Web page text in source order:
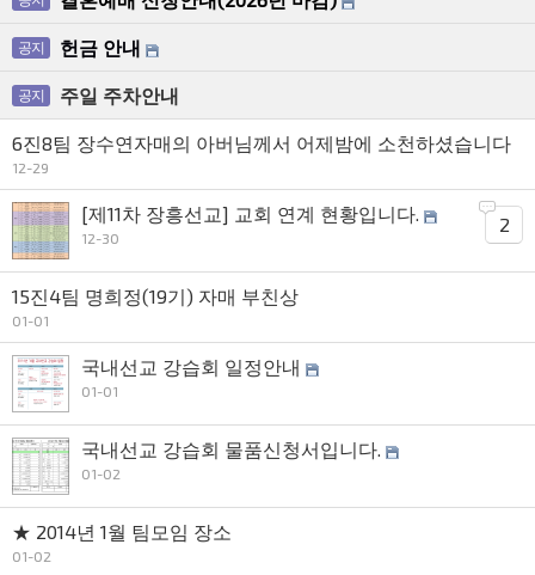
공지 헌금 안내
공지 주일 주차안내
6진8팀 장수연자매의 아버님께서 어제밤에 소천하셨습니다
12-29
[제11차 장흥선교] 교회 연계 현황입니다.
12-30
2
15진4팀 명희정(19기) 자매 부친상
01-01
국내선교 강습회 일정안내
01-01
국내선교 강습회 물품신청서입니다.
01-02
★ 2014년 1월 팀모임 장소
01-02